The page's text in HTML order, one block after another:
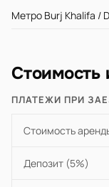
Метро Burj Khalifa /
Стоимость
ПЛАТЕЖИ ПРИ
Стоимость
Депозит (5%)